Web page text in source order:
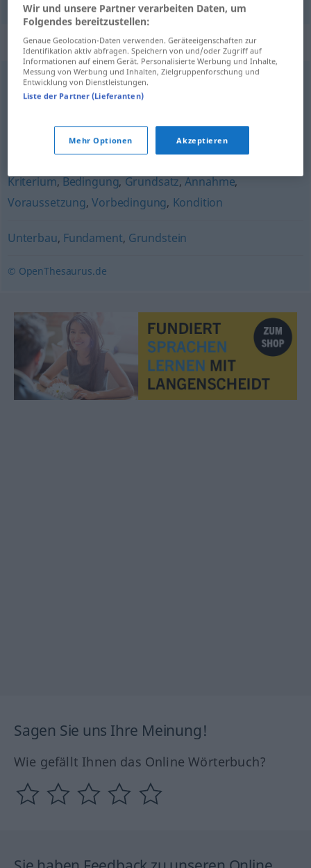
Synonyme für "Grundlage"
Abc (fig.),Fundament,Basis
Grundstein (fig.),Ausgangspunkt,Basis
Kriterium,Bedingung,Grundsatz,Annahme,
Voraussetzung,Vorbedingung, Kondition
Unterbau, Fundament, Grundstein
© OpenThesaurus.de
Sagen Sie uns Ihre Meinung!
Wie gefällt Ihnen das Online Wörterbuch?
Wir und unsere Partner verarbeiten Daten, um
Folgendes bereitzustellen:
Genaue Geolocation-Daten verwenden. Geräteeigenschaften zur
Identifikation aktiv abfragen. Speichern von und/oder Zugriff auf
Informationen auf einem Gerät. Personalisierte Werbung und Inhalte,
Messung von Werbung und Inhalten, Zielgruppenforschung und
Entwicklung von Dienstleistungen.
Liste der Partner (Lieferanten)
Mehr Optionen Akzeptieren